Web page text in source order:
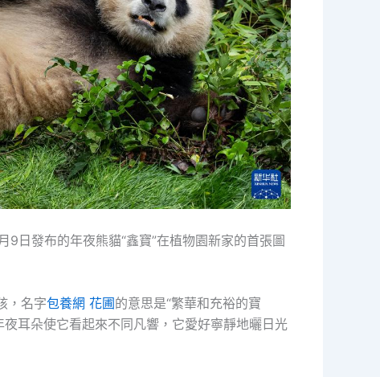
9日發布的年夜熊貓“鑫寶”在植物園新家的首張圖
，名字包養網 花圃的意思是“繁華和充裕的寶
夜耳朵使它看起來不同凡響，它愛好寧靜地曬日光